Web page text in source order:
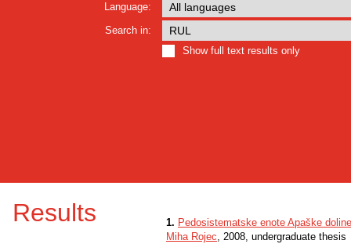
Language:
Search in:
Show full text results only
Results 1. Pedosistematske enote Apaške doline
Miha Rojec, 2008, undergraduate thesis